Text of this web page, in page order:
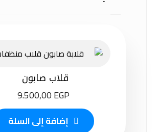
قلاب صابون
9.500,00EGP
إضافة إلى السلة